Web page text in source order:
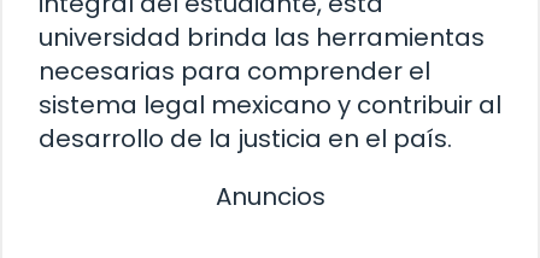
universidad brinda las herramientas
necesarias para comprender el
sistema legal mexicano y contribuir al
desarrollo de la justicia en el país.
Anuncios